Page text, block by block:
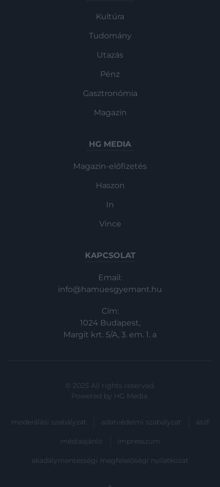
Kultúra
Tudomány
Utazás
Pénz
Gasztronómia
Magazin
HG MEDIA
Magazin-előfizetés
Haszon
In
Vince
KAPCSOLAT
Email:
info@hamuesgyemant.hu
Cím:
1024 Budapest,
Margit krt. 5/A, 3. em. 1. a
© 2025 All rights reserved.
Powered by HG Media.
moderálási szabályzat adatvédelmi szabályzat ászf
médiaajánló impresszum
akadálymentességi megfelelőségi nyilatkozat